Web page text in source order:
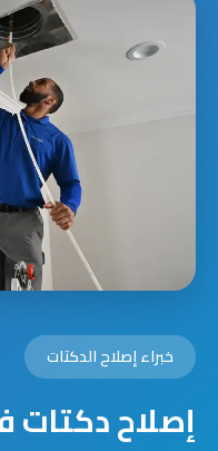
خبراء إصلاح الدكتات
إصلاح دكتات